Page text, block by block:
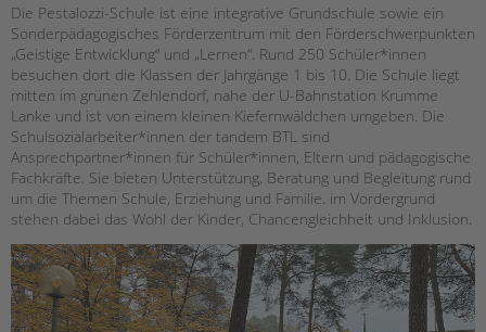
Oberschulen
Förderzentren
Kollegs
EFöB
Schulbezogene Sozialarbeit
Tagesgruppen
HILFEN ZUR ERZIEHUNG
EINGLIEDERUNGSHILFE
BETREUTES WOHNEN
Suchen
Die Pestalozzi-Schule ist eine integrative Grundschule sowie ein
Sonderpädagogisches Förderzentrum mit den Förderschwerpunkten
„Geistige Entwicklung“ und „Lernen“. Rund 250 Schüler*innen
besuchen dort die Klassen der Jahrgänge 1 bis 10. Die Schule liegt
mitten im grünen Zehlendorf, nahe der U-Bahnstation Krumme
Lanke und ist von einem kleinen Kiefernwäldchen umgeben. Die
Schulsozialarbeiter*innen der tandem BTL sind
Ansprechpartner*innen für Schüler*innen, Eltern und pädagogische
Fachkräfte. Sie bieten Unterstützung, Beratung und Begleitung rund
um die Themen Schule, Erziehung und Familie. im Vordergrund
stehen dabei das Wohl der Kinder, Chancengleichheit und Inklusion